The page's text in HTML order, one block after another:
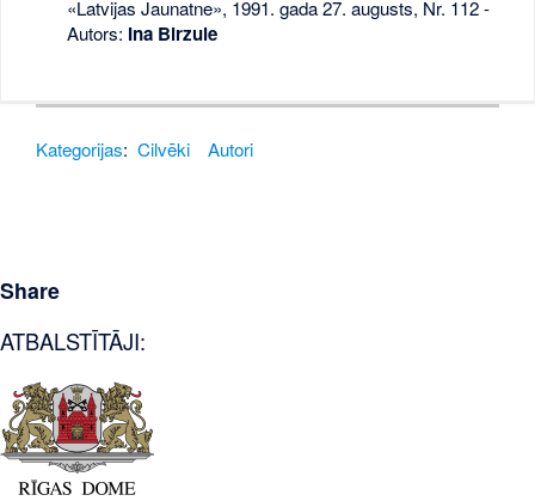
«Latvijas Jaunatne», 1991. gada 27. augusts, Nr. 112-
Autors: Ina Birzule
Kategorijas: Cilvēki Autori
Share
ATBALSTĪTĀJI: